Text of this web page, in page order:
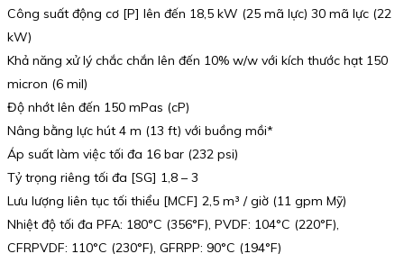
Công suất động cơ [P] lên đến 18,5 kW (25 mã lực) 30 mã lực (22
kW)
Khả năng xử lý chắc chắn lên đến 10% w/w với kích thước hạt 150
micron (6 mil)
Độ nhớt lên đến 150 mPas (cP)
Nâng bằng lực hút 4 m (13 ft) với buồng mồi*
Áp suất làm việc tối đa 16 bar (232 psi)
Tỷ trọng riêng tối đa [SG] 1,8 – 3
Lưu lượng liên tục tối thiểu [MCF] 2,5 m³ / giờ (11 gpm Mỹ)
Nhiệt độ tối đa PFA: 180°C (356°F), PVDF: 104°C (220°F),
CFRPVDF: 110°C (230°F), GFRPP: 90°C (194°F)